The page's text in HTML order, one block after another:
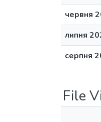
червня
липня
серпня
File